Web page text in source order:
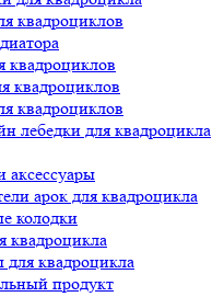
квадроциклов
квадроциклов
квадроциклов
квадроциклов
лебедки для квадроцикла
аксессуары
арок для квадроцикла
колодки
квадроцикла
квадроцикла
продукт